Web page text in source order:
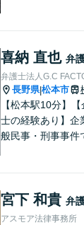
さい。
喜納 直也 弁
弁護士法人G.C
長野県|松本市
【松本駅10分】
士の経験あり】企
般民事・刑事事件
供します。
宮下 和貴 弁
アスモア法律事務所